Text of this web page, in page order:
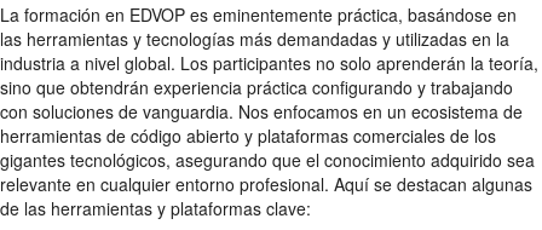
La formación en EDVOP es eminentemente práctica, basándose en
las herramientas y tecnologías más demandadas y utilizadas en la
industria a nivel global. Los participantes no solo aprenderán la teoría,
sino que obtendrán experiencia práctica configurando y trabajando
con soluciones de vanguardia. Nos enfocamos en un ecosistema de
herramientas de código abierto y plataformas comerciales de los
gigantes tecnológicos, asegurando que el conocimiento adquirido sea
relevante en cualquier entorno profesional. Aquí se destacan algunas
de las herramientas y plataformas clave: